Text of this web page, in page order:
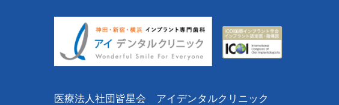
医療法人社団皆星会 アイデンタルクリニック